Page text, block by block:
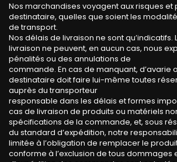
Nos marchandises voyagent aux risques et
destinataire, quelles que soient les
de transport.
Nos délais de livraison ne sont qu’indicatifs.
livraison ne peuvent, en aucun cas, nous
pénalités ou des annulations de
commande. En cas de manquant, d’avarie
destinataire doit faire lui-même toutes
auprès du transporteur
responsable dans les délais et formes
cas de livraison de produits ou matériels
spécifications de la commande, et, sous
du standard d’expédition, notre
limitée à l’obligation de remplacer le
conforme à l’exclusion de tous dommages